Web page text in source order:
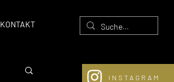
INSTAGRAM
KONTAKT